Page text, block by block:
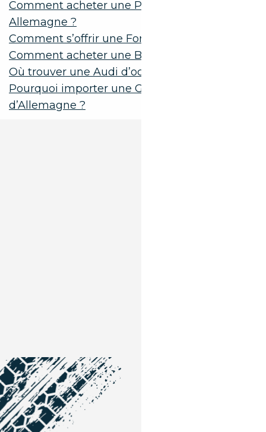
Comment acheter une Porsche 911 en
Allemagne ?
Comment s’offrir une Ford Mustang ?
Comment acheter une BMW en Allemagne ?
Où trouver une Audi d’occasion ?
Pourquoi importer une GranTurismo
d’Allemagne ?